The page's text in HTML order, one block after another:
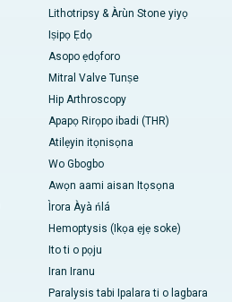
Lithotripsy & Àrùn Stone yiyọ
Iṣipọ Ẹdọ
Asopo ẹdọforo
Mitral Valve Tunṣe
Hip Arthroscopy
Apapọ Rirọpo ibadi (THR)
Atilẹyin itọnisọna
Wo Gbogbo
Awọn aami aisan Itọsọna
Ìrora Àyà ńlá
Hemoptysis (Ikọa ẹjẹ soke)
Ito ti o pọju
Iran Iranu
Paralysis tabi Ipalara ti o lagbara